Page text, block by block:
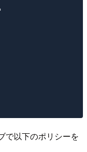
で以下のポリシーを